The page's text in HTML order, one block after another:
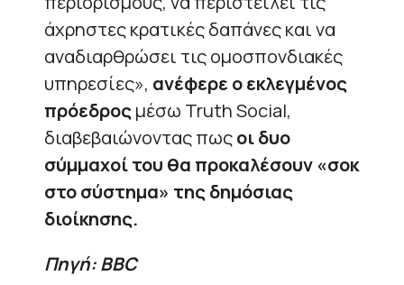
άχρηστες κρατικές δαπάνες και να
αναδιαρθρώσει τις ομοσπονδιακές
υπηρεσίες», ανέφερε ο εκλεγμένος
πρόεδροςμέσω Truth Social,
διαβεβαιώνοντας πωςοι δυο
σύμμαχοί του θα προκαλέσουν «σοκ
στο σύστημα» της δημόσιας
διοίκησης.
Πηγή: BBC